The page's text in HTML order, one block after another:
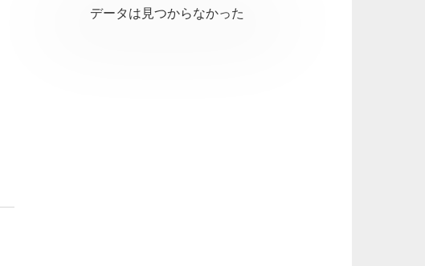
データは見つからなかった